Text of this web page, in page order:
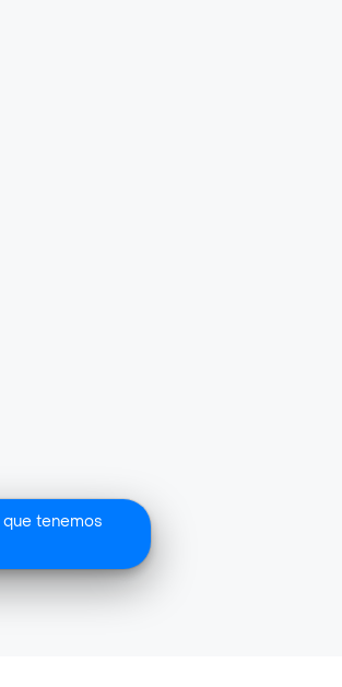
que tenemos